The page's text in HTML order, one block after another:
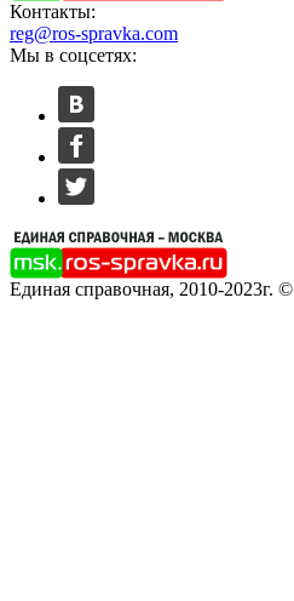
Контакты:
reg@ros-spravka.com
Мы в соцсетях:
Единая справочная, 2010-2023г. ©